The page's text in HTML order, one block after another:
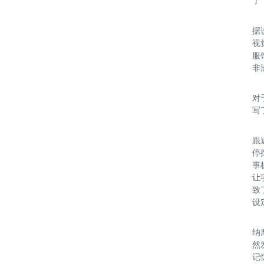
据
视
服
非
对
写
跟
停
事
让
致
设
纳
然
记